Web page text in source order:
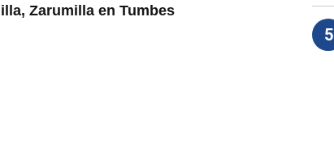
Zarumilla en Tumbes
5